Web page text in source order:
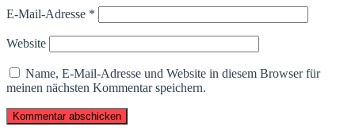
E-Mail-Adresse *
Website
Name, E-Mail-Adresse und Website in diesem Browser für
meinen nächsten Kommentar speichern.